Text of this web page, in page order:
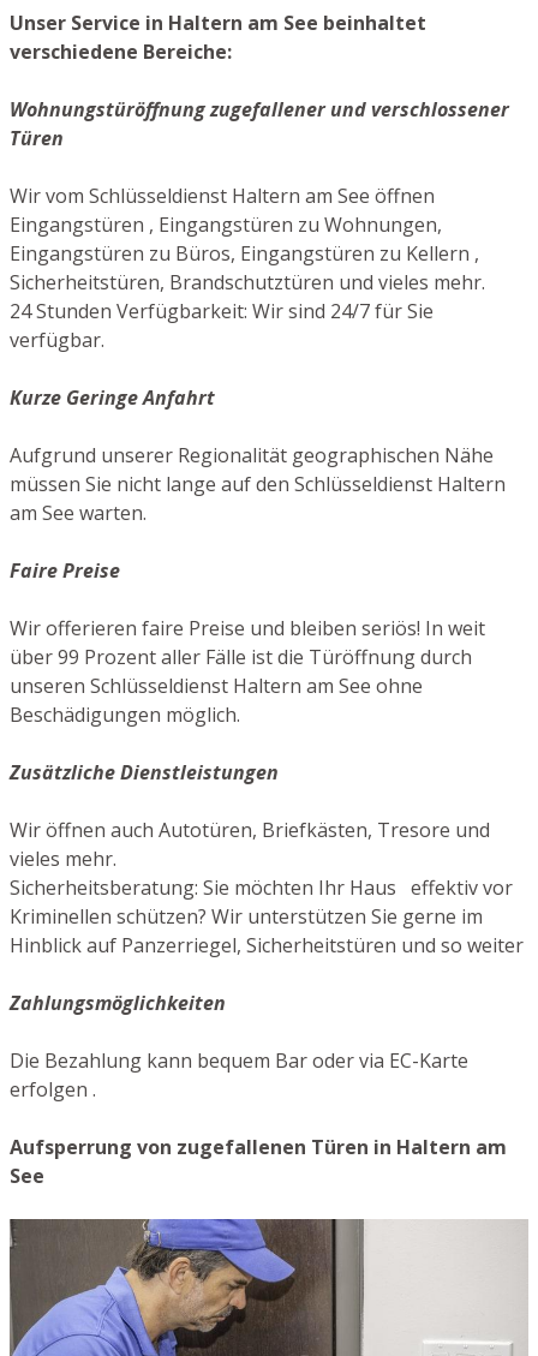
Unser Service in Haltern am See beinhaltet
verschiedene Bereiche:
Wohnungstüröffnung zugefallener und verschlossener
Türen
Wir vom Schlüsseldienst Haltern am See öffnen
Eingangstüren , Eingangstüren zu Wohnungen,
Eingangstüren zu Büros, Eingangstüren zu Kellern ,
Sicherheitstüren, Brandschutztüren und vieles mehr.
24 Stunden Verfügbarkeit: Wir sind 24/7 für Sie
verfügbar.
Kurze Geringe Anfahrt
Aufgrund unserer Regionalität geographischen Nähe
müssen Sie nicht lange auf den Schlüsseldienst Haltern
am See warten.
Faire Preise
Wir offerieren faire Preise und bleiben seriös! In weit
über 99 Prozent aller Fälle ist die Türöffnung durch
unseren Schlüsseldienst Haltern am See ohne
Beschädigungen möglich.
Zusätzliche Dienstleistungen
Wir öffnen auch Autotüren, Briefkästen, Tresore und
vieles mehr.
Sicherheitsberatung: Sie möchten Ihr Haus effektiv vor
Kriminellen schützen? Wir unterstützen Sie gerne im
Hinblick auf Panzerriegel, Sicherheitstüren und so weiter
Zahlungsmöglichkeiten
Die Bezahlung kann bequem Bar oder via EC-Karte
erfolgen .
Aufsperrung von zugefallenen Türen in Haltern am
See